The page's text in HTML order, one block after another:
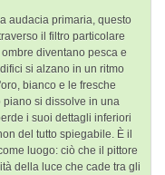
audacia primaria, questo
il filtro particolare
diventano pesca e
si alzano in un ritmo
bianco e le fresche
piano si dissolve in una
i suoi dettagli inferiori
del tutto spiegabile. È il
luogo: ciò che il pittore
della luce che cade tra gli